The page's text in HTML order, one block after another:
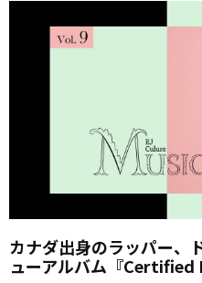
カナダ出身のラッパー、
ューアルバム『Certified